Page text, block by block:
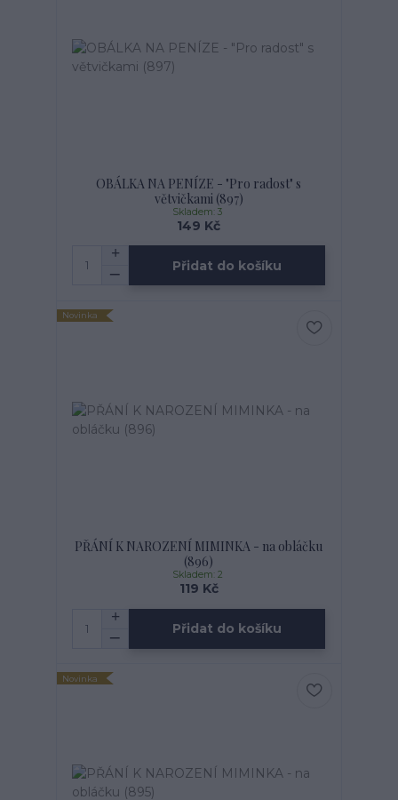
OBÁLKA NA PENÍZE - "Pro radost" s
větvičkami (897)
149 Kč
Skladem: 3
Přidat do košíku
Novinka
PŘÁNÍ K NAROZENÍ MIMINKA - na obláčku
(896)
119 Kč
Skladem: 2
Přidat do košíku
Novinka